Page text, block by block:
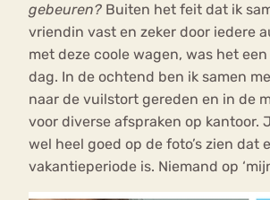
gebeuren? Buiten het feit dat ik
vriendin vast en zeker door iedere
met deze coole wagen, was het
dag. In de ochtend ben ik samen
naar de vuilstort gereden en in de
voor diverse afspraken op kantoor.
wel heel goed op de foto’s zien dat
vakantieperiode is. Niemand op